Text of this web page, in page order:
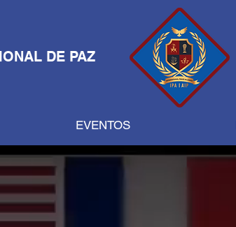
DE PAZ
EVENTOS